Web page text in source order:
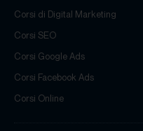
Corsi di Digital Marketing
Corsi SEO
Corsi Google Ads
Corsi Facebook Ads
Corsi Online